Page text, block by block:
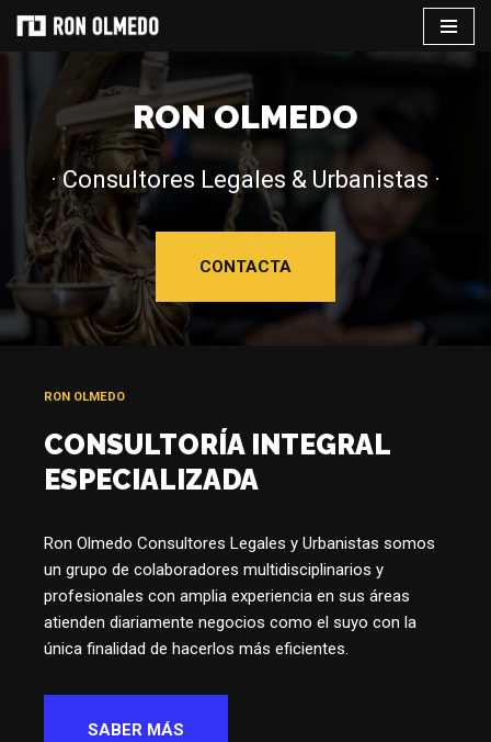
contenido
RON OLMEDO
· Consultores Legales & Urbanistas ·
CONTACTA
RON OLMEDO
CONSULTORÍA INTEGRAL
ESPECIALIZADA
Ron Olmedo Consultores Legales y Urbanistas somos
un grupo de colaboradores multidisciplinarios y
profesionales con amplia experiencia en sus áreas
atienden diariamente negocios como el suyo con la
única finalidad de hacerlos más eficientes.
SABER MÁS